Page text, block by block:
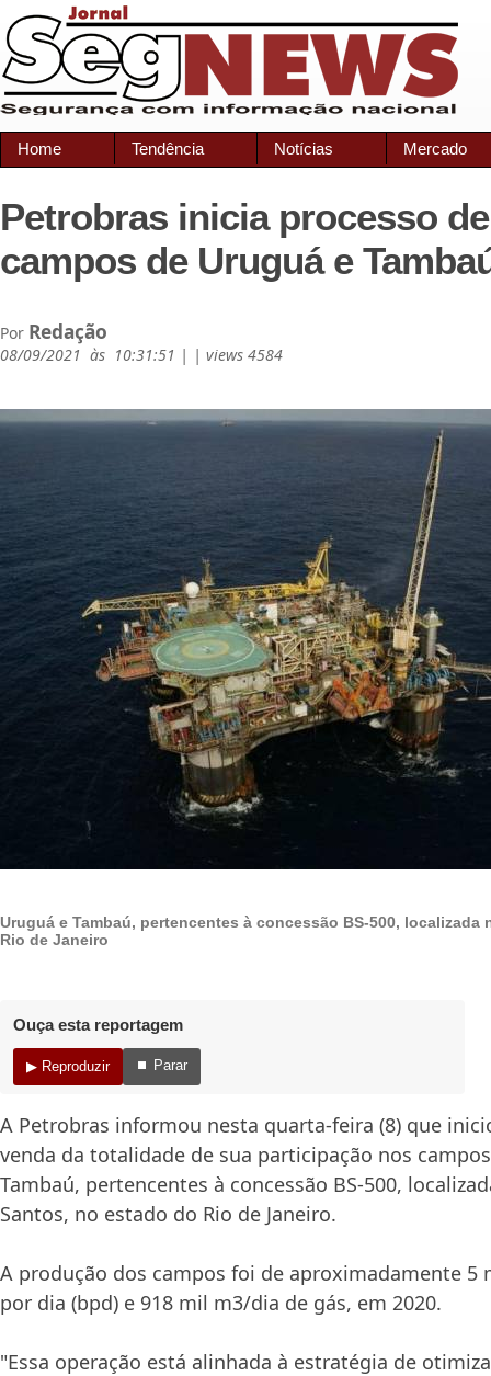
Home Tendência Notícias Mercado
Petrobras inicia processo
campos de Uruguá e
Por Redação
08/09/2021 às 10:31:51 | | views 4584
Uruguá e Tambaú, pertencentes à concessão BS-500, localizada
Rio de Janeiro
Ouça esta reportagem
▶ Reproduzir ⏹ Parar
A Petrobras informou nesta quarta-feira (8) que
venda da totalidade de sua participação nos
Tambaú, pertencentes à concessão BS-500,
Santos, no estado do Rio de Janeiro.
A produção dos campos foi de aproximadamente 5
por dia (bpd) e 918 mil m3/dia de gás, em 2020.
"Essa operação está alinhada à estratégia de